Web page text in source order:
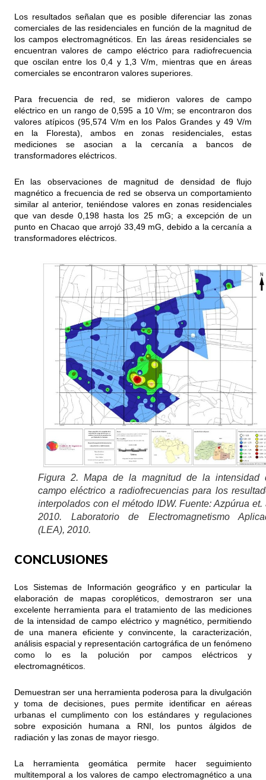
Los resultados señalan que es posible diferenciar las zonas
comerciales de las residenciales en función de la magnitud de
los campos electromagnéticos. En las áreas residenciales se
encuentran valores de campo eléctrico para radiofrecuencia
que oscilan entre los 0,4 y 1,3 V/m, mientras que en áreas
comerciales se encontraron valores superiores.
Para frecuencia de red, se midieron valores de campo
eléctrico en un rango de 0,595 a 10 V/m; se encontraron dos
valores atípicos (95,574 V/m en los Palos Grandes y 49 V/m
en la Floresta), ambos en zonas residenciales, estas
mediciones se asocian a la cercanía a bancos de
transformadores eléctricos.
En las observaciones de magnitud de densidad de flujo
magnético a frecuencia de red se observa un comportamiento
similar al anterior, teniéndose valores en zonas residenciales
que van desde 0,198 hasta los 25 mG; a excepción de un
punto en Chacao que arrojó 33,49 mG, debido a la cercanía a
transformadores eléctricos.
Figura 2. Mapa de la magnitud de la intensidad
campo eléctrico a radiofrecuencias para los
interpolados con el método IDW. Fuente: Azpúrua et.
2010. Laboratorio de Electromagnetismo
(LEA), 2010.
CONCLUSIONES
Los Sistemas de Información geográfico y en particular la
elaboración de mapas coropléticos, demostraron ser una
excelente herramienta para el tratamiento de las mediciones
de la intensidad de campo eléctrico y magnético, permitiendo
de una manera eficiente y convincente, la caracterización,
análisis espacial y representación cartográfica de un fenómeno
como lo es la polución por campos eléctricos y
electromagnéticos.
Demuestran ser una herramienta poderosa para la divulgación
y toma de decisiones, pues permite identificar en aéreas
urbanas el cumplimento con los estándares y regulaciones
sobre exposición humana a RNI, los puntos álgidos de
radiación y las zonas de mayor riesgo.
La herramienta geomática permite hacer seguimiento
multitemporal a los valores de campo electromagnético a una